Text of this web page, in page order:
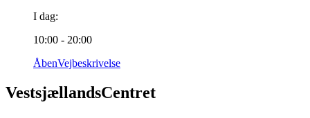
I dag:
10:00 - 20:00
ÅbenVejbeskrivelse
VestsjællandsCentret